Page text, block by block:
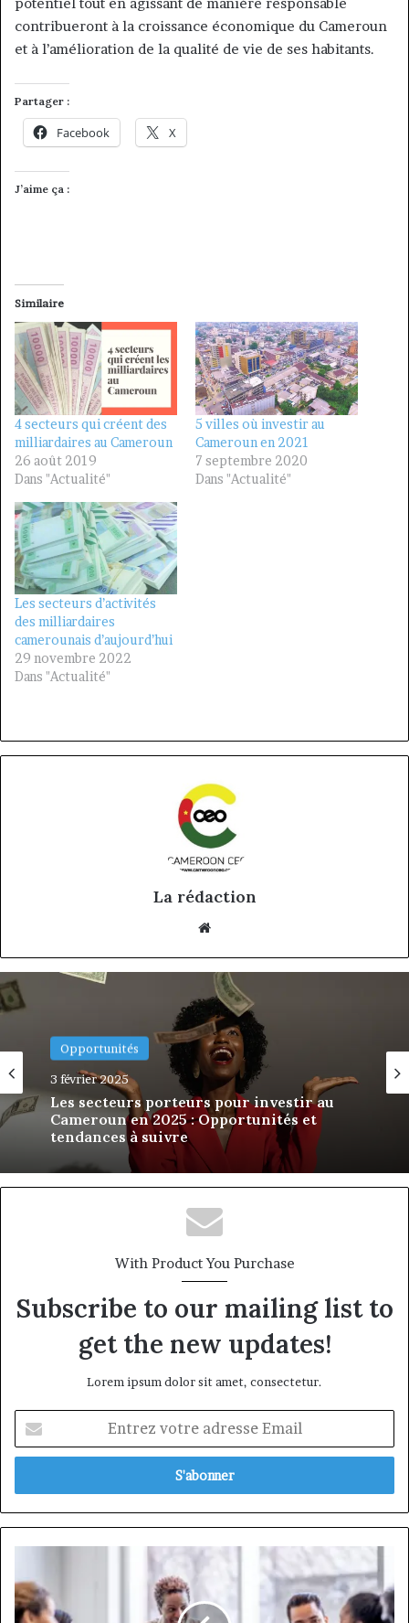
contribueront à la croissance économique du Cameroun
et à l’amélioration de la qualité de vie de ses habitants.
Partager :
Facebook X
J’aime ça :
Similaire
4 secteurs qui créent des
milliardaires au Cameroun
26 août 2019
Dans "Actualité"
5 villes où investir au
Cameroun en 2021
7 septembre 2020
Dans "Actualité"
Les secteurs d’activités
des milliardaires
camerounais d’aujourd’hui
29 novembre 2022
Dans "Actualité"
La rédaction
Opportunités
3 février 2025
Les secteurs porteurs pour investir au
Cameroun en 2025 : Opportunités et
tendances à suivre
Opportunités
24 septembre 2024
Les 5 Tendances Business à Surveiller au
Cameroun en 2025
With Product You Purchase
Subscribe to our mailing list to
get the new updates!
Lorem ipsum dolor sit amet, consectetur.
votre
adresse
modes
de